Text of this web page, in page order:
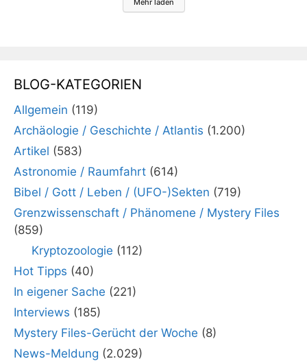
BLOG-KATEGORIEN
Allgemein (119)
Archäologie / Geschichte / Atlantis (1.200)
Artikel (583)
Astronomie / Raumfahrt (614)
Bibel / Gott / Leben / (UFO-)Sekten (719)
Grenzwissenschaft / Phänomene / Mystery Files
(859)
Kryptozoologie (112)
Hot Tipps (40)
In eigener Sache (221)
Interviews (185)
Mystery Files-Gerücht der Woche (8)
News-Meldung (2.029)